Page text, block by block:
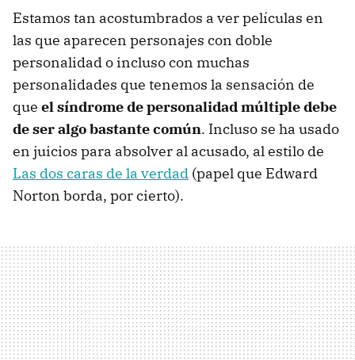
Estamos tan acostumbrados a ver películas en
las que aparecen personajes con doble
personalidad o incluso con muchas
personalidades que tenemos la sensación de
que el síndrome de personalidad múltiple debe
de ser algo bastante común. Incluso se ha usado
en juicios para absolver al acusado, al estilo de
Las dos caras de la verdad (papel que Edward
Norton borda, por cierto).